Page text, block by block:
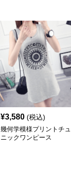
¥3,580 (税込)
幾何学模様プリントチュ
ニックワンピース